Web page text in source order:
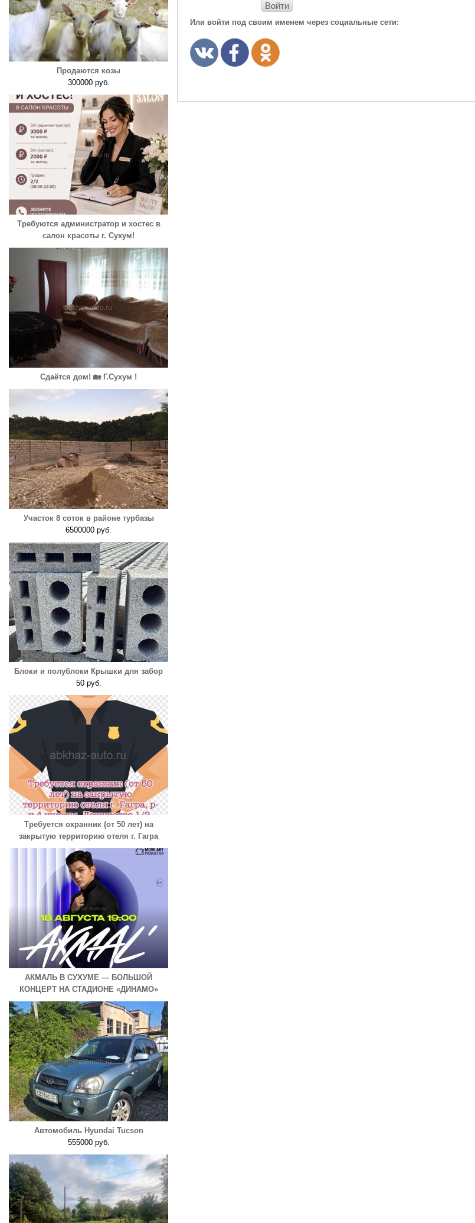
Продаются козы
300000 руб.
Требуются администратор и хостес в
салон красоты г. Сухум!
Сдаётся дом! 🏡 Г.Сухум !
Участок 8 соток в районе турбазы
6500000 руб.
Блоки и полублоки Крышки для забор
50 руб.
Требуется охранник (от 50 лет) на
закрытую территорию отеля г. Гагра
АКМАЛЬ В СУХУМЕ — БОЛЬШОЙ
КОНЦЕРТ НА СТАДИОНЕ «ДИНАМО»
Автомобиль Hyundai Tucson
555000 руб.
Войти
Или войти под своим именем через социальные сети: